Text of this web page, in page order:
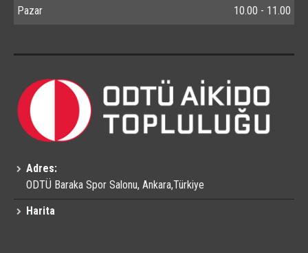
Pazar 10.00 - 11.00
Adres:
ODTÜ Baraka Spor Salonu, Ankara,Türkiye
Harita